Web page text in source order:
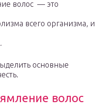
волос — это
всего организма, и
основные
волос